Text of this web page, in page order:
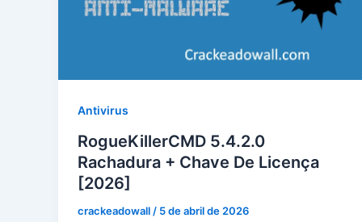
Antivirus
RogueKillerCMD 5.4.2.0
Rachadura + Chave De Licença
[2026]
crackeadowall / 5 de abril de 2026